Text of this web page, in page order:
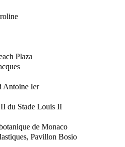
Plaza
Antoine Ier
du Stade Louis II
de Monaco
Pavillon Bosio